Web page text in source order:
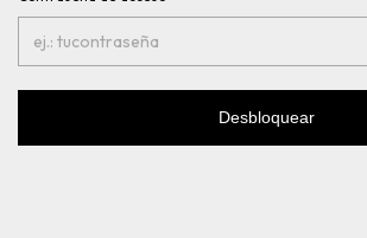
Desbloquear